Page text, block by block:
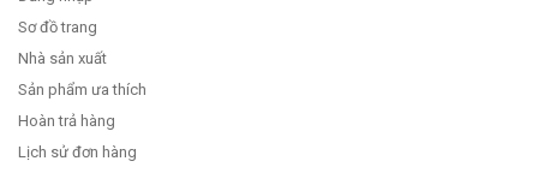
Sơ đồ trang
Nhà sản xuất
Sản phẩm ưa thích
Hoàn trả hàng
Lịch sử đơn hàng